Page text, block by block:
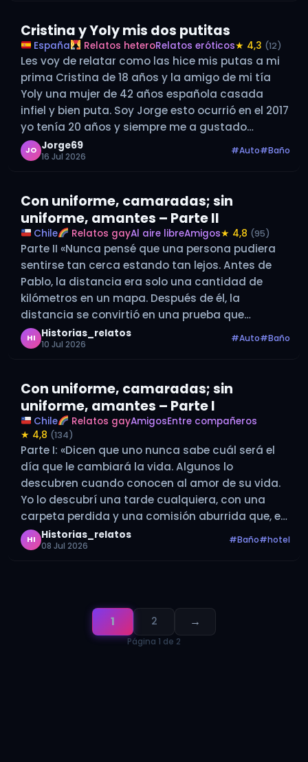
Cristina y Yoly mis dos putitas
España Relatos heteroRelatos eróticos★ 4,3 (12)
Les voy de relatar como las hice mis putas a mi
prima Cristina de 18 años y la amigo de mi tía
Yoly una mujer de 42 años española casada
infiel y bien puta. Soy Jorge esto ocurrió en el 2017
yo tenía 20 años y siempre me a gustado…
JO Jorge69
16 Jul 2026
#Auto#Baño
Con uniforme, camaradas; sin
uniforme, amantes – Parte II
Chile Relatos gayAl aire libreAmigos★ 4,8 (95)
Parte II «Nunca pensé que una persona pudiera
sentirse tan cerca estando tan lejos. Antes de
Pablo, la distancia era solo una cantidad de
kilómetros en un mapa. Después de él, la
distancia se convirtió en una prueba que
teníamos que aprender a superar.» Cuando
llegué nuevamente a Santiago pensé…
HI Historias_relatos
10 Jul 2026
#Auto#Baño
Con uniforme, camaradas; sin
uniforme, amantes – Parte I
Chile Relatos gayAmigosEntre compañeros
★ 4,8 (134)
Parte I: «Dicen que uno nunca sabe cuál será el
día que le cambiará la vida. Algunos lo
descubren cuando conocen al amor de su vida.
Yo lo descubrí una tarde cualquiera, con una
carpeta perdida y una comisión aburrida que, en
teoría, solo me dejaría experiencia laboral y fue…
HI Historias_relatos
08 Jul 2026
#Baño#hotel
1 2 →
Página 1 de 2